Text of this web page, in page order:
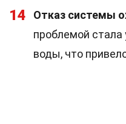
14 Отказ системы
проблемой
воды, что